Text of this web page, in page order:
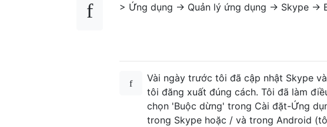
> Ứng dụng -> Quản lý ứng dụng -> Skype ->
Vài ngày trước tôi đã cập nhật Skype
tôi đăng xuất đúng cách. Tôi đã làm
chọn 'Buộc dừng' trong Cài đặt-Ứng
trong Skype hoặc / và trong Android